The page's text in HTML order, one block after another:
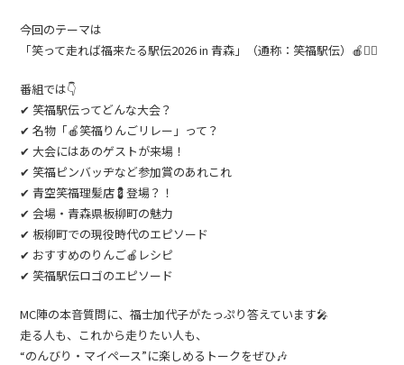
今回のテーマは
「笑って走れば福来たる駅伝2026 in 青森」（通称：笑福駅伝）🍎🏃‍♂️
番組では👇
✔ 笑福駅伝ってどんな大会？
✔ 名物「🍎笑福りんごリレー」って？
✔ 大会にはあのゲストが来場！
✔ 笑福ピンバッヂなど参加賞のあれこれ
✔ 青空笑福理髪店💈登場？！
✔ 会場・青森県板柳町の魅力
✔ 板柳町での現役時代のエピソード
✔ おすすめのりんご🍎レシピ
✔ 笑福駅伝ロゴのエピソード
MC陣の本音質問に、福士加代子がたっぷり答えています🎤
走る人も、これから走りたい人も、
“のんびり・マイペース”に楽しめるトークをぜひ🎶